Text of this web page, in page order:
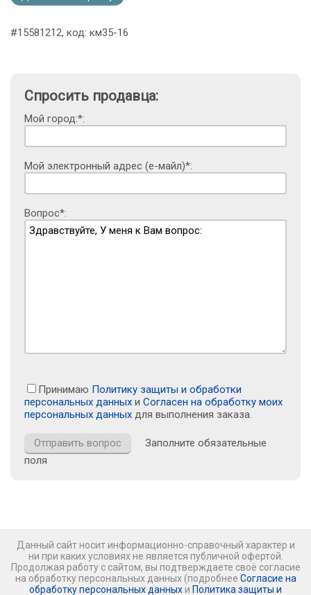
#15581212, код: км35-16
Спросить продавца:
Мой город:*:
Мой электронный адрес (е-майл)*:
Вопрос*:
Принимаю Политику защиты и обработки
персональных данных и Согласен на обработку моих
персональных данных для выполнения заказа.
Заполните обязательные
поля
Данный сайт носит информационно-справочный характер и
ни при каких условиях не является публичной офертой.
Продолжая работу с сайтом, вы подтверждаете своё согласие
на обработку персональных данных (подробнее Согласие на
обработку персональных данных и Политика защиты и